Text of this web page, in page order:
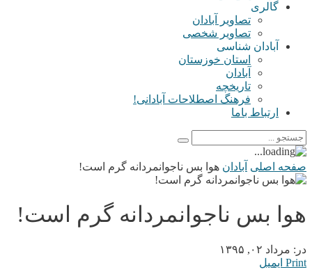
گالری
تصاویر آبادان
تصاویر شخصی
آبادان شناسی
استان خوزستان
آبادان
تاریخچه
فرهنگ اصطلاحات آبادانی!
ارتباط باما
صفحه اصلی آبادان هوا بس ناجوانمردانه گرم است!
هوا بس ناجوانمردانه گرم است!
در: مرداد ۰۲, ۱۳۹۵
Print ایمیل